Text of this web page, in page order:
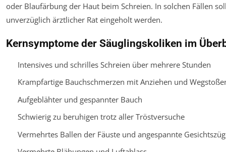
oder Blaufärbung der Haut beim Schreien. In solchen Fällen
unverzüglich ärztlicher Rat eingeholt werden.
Kernsymptome der Säuglingskoliken im
Intensives und schrilles Schreien über mehrere Stunden
Krampfartige Bauchschmerzen mit Anziehen und
Aufgeblähter und gespannter Bauch
Schwierig zu beruhigen trotz aller Tröstversuche
Vermehrtes Ballen der Fäuste und angespannte